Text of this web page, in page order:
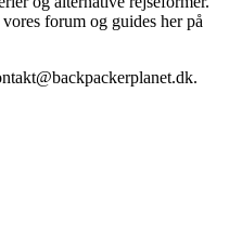
forum og guides her på